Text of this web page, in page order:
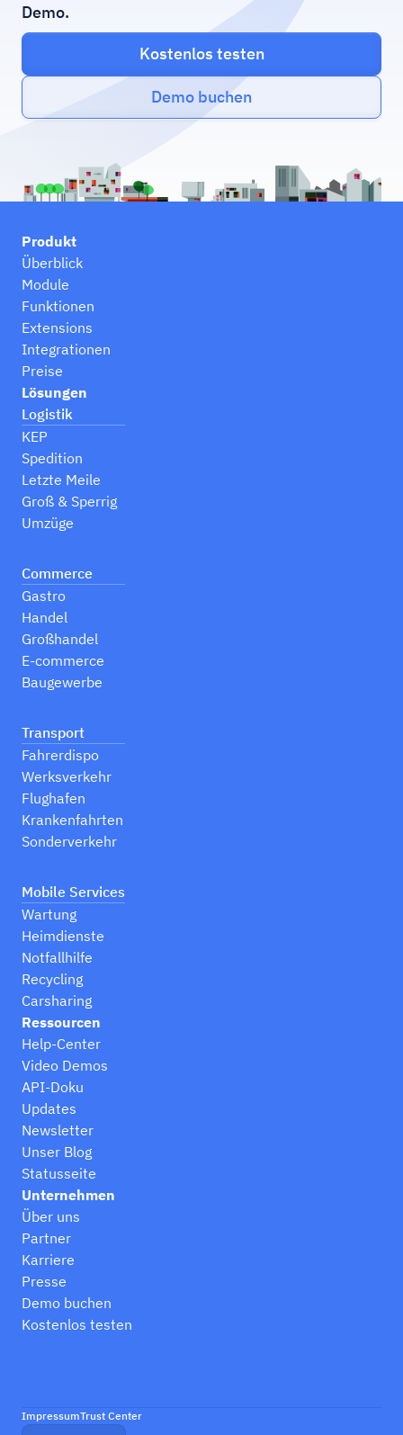
Demo.
Kostenlos testen
Demo buchen
Produkt
Überblick
Module
Funktionen
Extensions
Integrationen
Preise
Lösungen
Logistik
KEP
Spedition
Letzte Meile
Groß & Sperrig
Umzüge
Commerce
Gastro
Handel
Großhandel
E-commerce
Baugewerbe
Transport
Fahrerdispo
Werksverkehr
Flughafen
Krankenfahrten
Sonderverkehr
Mobile Services
Wartung
Heimdienste
Notfallhilfe
Recycling
Carsharing
Ressourcen
Help-Center
Video Demos
API-Doku
Updates
Newsletter
Unser Blog
Statusseite
Unternehmen
Über uns
Partner
Karriere
Presse
Demo buchen
Kostenlos testen
ImpressumTrust Center